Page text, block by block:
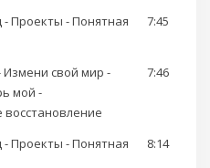
- Проекты - Понятная
7:45
Измени свой мир -
мой -
7:46
- Проекты - Понятная
8:14